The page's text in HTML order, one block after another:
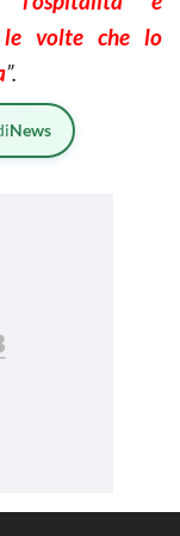
le volte che lo
”.
News